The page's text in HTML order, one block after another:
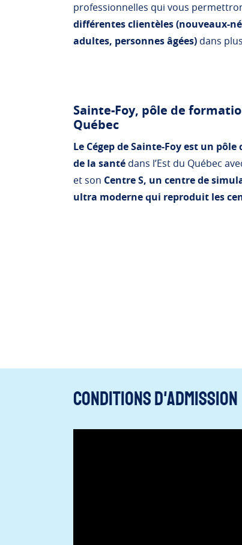
professionnelles qui vous
différentes clientèles (nouveaux-
adultes, personnes âgées) dans
Sainte-Foy, pôle de
Québec
Le Cégep de Sainte-Foy est un
de la santé dans l’Est du Québec
et son Centre S, un centre de
ultra moderne qui reproduit les
Conditions d'admission